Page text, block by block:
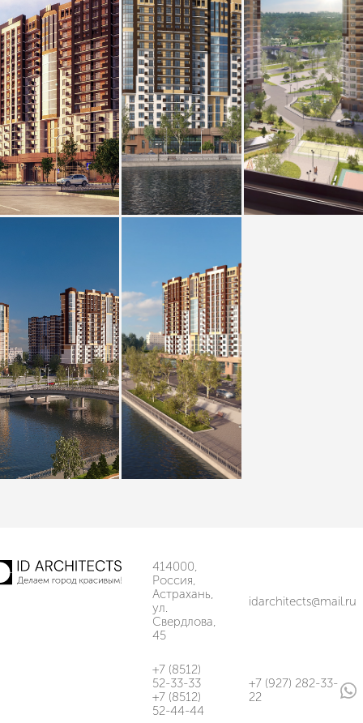
414000,
Россия,
Астрахань,
ул.
Свердлова,
45
idarchitects@mail.ru
+7 (8512)
52-33-33
+7 (8512)
52-44-44
+7 (927) 282-33-
22